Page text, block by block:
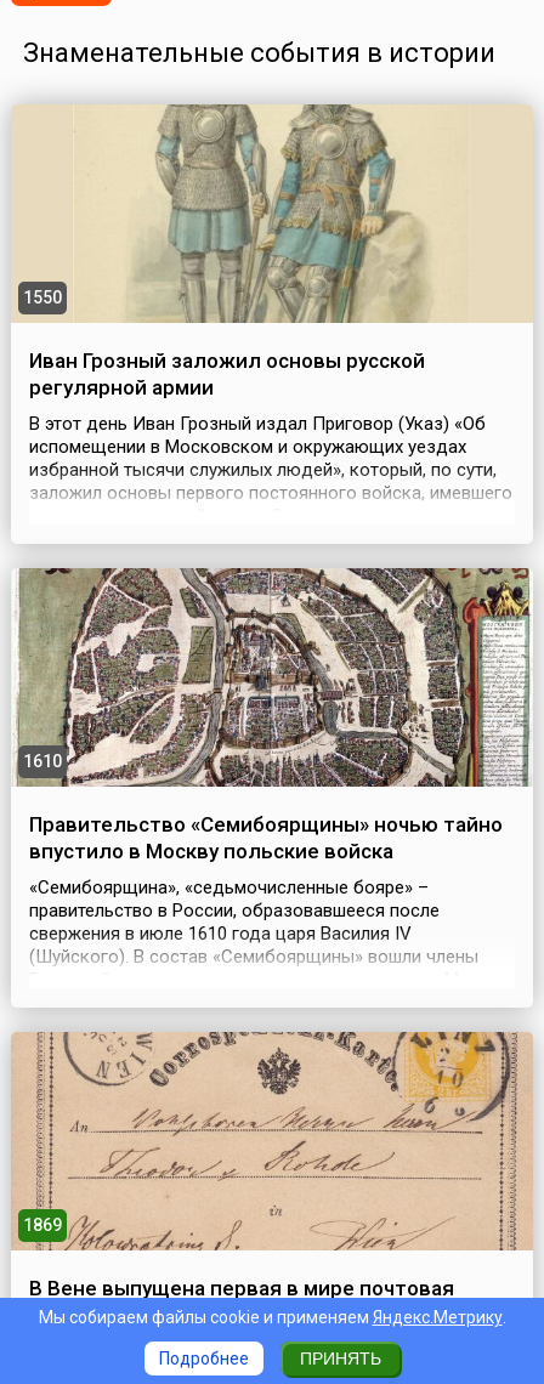
Знаменательные события в истории
1550
Иван Грозный заложил основы русской
регулярной армии
В этот день Иван Грозный издал Приговор (Указ) «Об
испомещении в Московском и окружающих уездах
избранной тысячи служилых людей», который, по сути,
заложил основы первого постоянного войска, имевшего
войско (и прежде всего - Сухопутные войска) ведет от
преодоление феодальной раздробленности,
образование ц...
1610
Правительство «Семибоярщины» ночью тайно
впустило в Москву польские войска
«Семибоярщина», «седьмочисленные бояре» –
правительство в России, образовавшееся после
свержения в июле 1610 года царя Василия IV
(Шуйского). В состав «Семибоярщины» вошли члены
князья Ф. Мстиславский, И. Воротынский, А. Трубецкой,
из первых решений «Семибоярщины» было
постановление – не ...
1869
В Вене выпущена первая в мире почтовая
открытка с маркой
Идею такой новаторской системы связи высказал
девятью месяцами ранее профессор политэкономии
Мы собираем файлы cookie и применяем Яндекс.Метрику.
Подробнее ПРИНЯТЬ